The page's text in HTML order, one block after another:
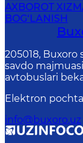
AXBOROT
BOG‘LANISH
205018, Buхоrо
savdo
avtobuslari
Elektron pochta
info@buxoro.uz